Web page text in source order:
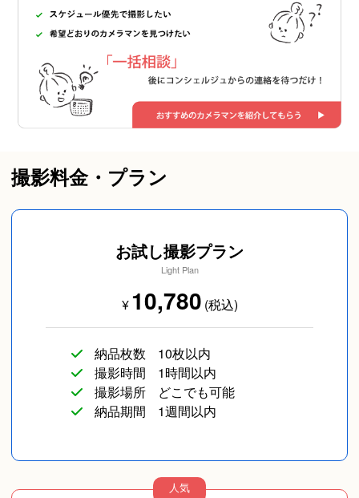
撮影料金・プラン
お試し撮影プラン
Light Plan
¥10,780 (税込)
納品枚数
10枚以内
撮影時間
1時間以内
撮影場所
どこでも可能
納品期間
1週間以内
人気